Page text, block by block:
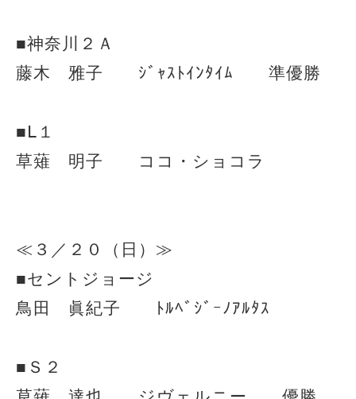
■神奈川２Ａ
藤木 雅子 ｼﾞｬｽﾄｲﾝﾀｲﾑ 準優勝
■Ⅼ１
草薙 明子 ココ・ショコラ
≪３／２０（日）≫
■セントジョージ
鳥田 眞紀子 ﾄﾙﾍﾞｼﾞｰﾉｱﾙﾀｽ
■Ｓ２